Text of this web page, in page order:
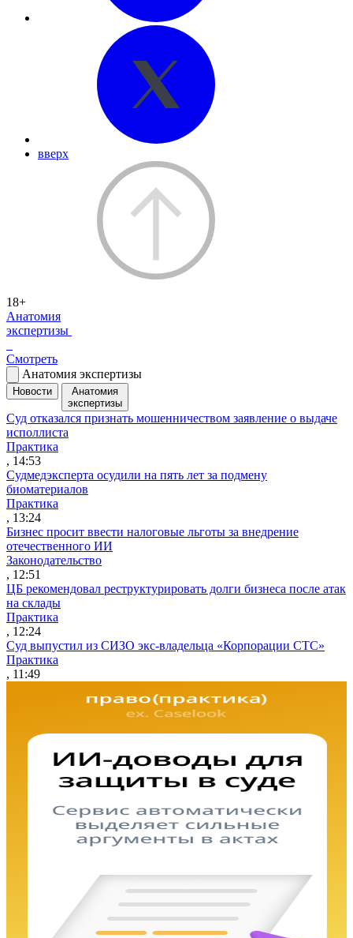
вверх
18+
Анатомия
экспертизы
Смотреть
Анатомия экспертизы
Новости
Анатомия
экспертизы
Суд отказался признать мошенничеством заявление о выдаче
исполлиста
Практика
, 14:53
Судмедэксперта осудили на пять лет за подмену
биоматериалов
Практика
, 13:24
Бизнес просит ввести налоговые льготы за внедрение
отечественного ИИ
Законодательство
, 12:51
ЦБ рекомендовал реструктурировать долги бизнеса после атак
на склады
Практика
, 12:24
Суд выпустил из СИЗО экс-владельца «Корпорации СТС»
Практика
, 11:49